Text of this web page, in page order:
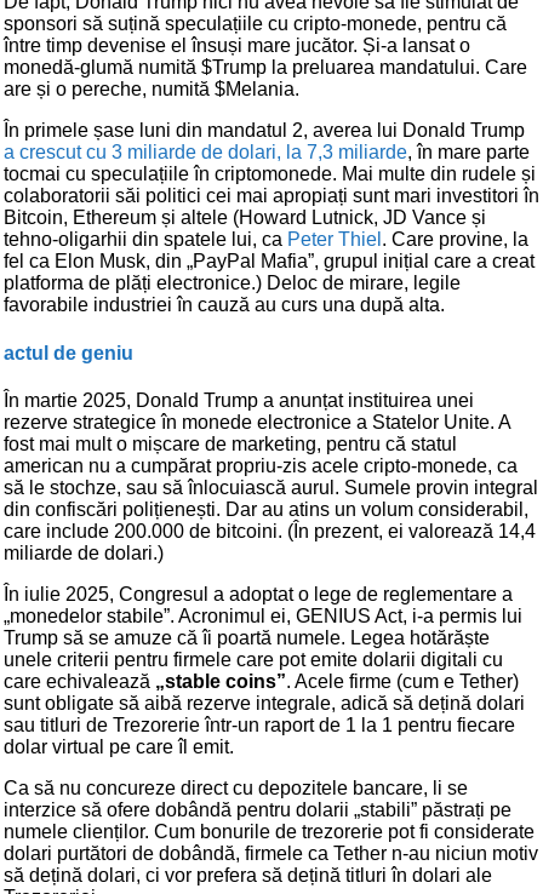
sponsori să suțină speculațiile cu cripto-monede, pentru că
între timp devenise el însuși mare jucător. Și-a lansat o
monedă-glumă numită $Trump la preluarea mandatului. Care
are și o pereche, numită $Melania.
În primele șase luni din mandatul 2, averea lui Donald Trump
a crescut cu 3 miliarde de dolari, la 7,3 miliarde, în mare parte
tocmai cu speculațiile în criptomonede. Mai multe din rudele și
colaboratorii săi politici cei mai apropiați sunt mari investitori în
Bitcoin, Ethereum și altele (Howard Lutnick, JD Vance și
tehno-oligarhii din spatele lui, ca Peter Thiel . Care provine, la
fel ca Elon Musk, din „PayPal Mafia”, grupul inițial care a creat
platforma de plăți electronice.) Deloc de mirare, legile
favorabile industriei în cauză au curs una după alta.
actul de geniu
În martie 2025, Donald Trump a anunțat instituirea unei
rezerve strategice în monede electronice a Statelor Unite. A
fost mai mult o mișcare de marketing, pentru că statul
american nu a cumpărat propriu-zis acele cripto-monede, ca
să le stochze, sau să înlocuiască aurul. Sumele provin integral
din confiscări polițienești. Dar au atins un volum considerabil,
care include 200.000 de bitcoini. (În prezent, ei valorează 14,4
miliarde de dolari.)
În iulie 2025, Congresul a adoptat o lege de reglementare a
„monedelor stabile”. Acronimul ei, GENIUS Act, i-a permis lui
Trump să se amuze că îi poartă numele. Legea hotărăște
unele criterii pentru firmele care pot emite dolarii digitali cu
care echivalează „stable coins”. Acele firme (cum e Tether)
sunt obligate să aibă rezerve integrale, adică să dețină dolari
sau titluri de Trezorerie într-un raport de 1 la 1 pentru fiecare
dolar virtual pe care îl emit.
Ca să nu concureze direct cu depozitele bancare, li se
interzice să ofere dobândă pentru dolarii „stabili” păstrați pe
numele clienților. Cum bonurile de trezorerie pot fi considerate
dolari purtători de dobândă, firmele ca Tether n-au niciun motiv
să dețină dolari, ci vor prefera să dețină titluri în dolari ale